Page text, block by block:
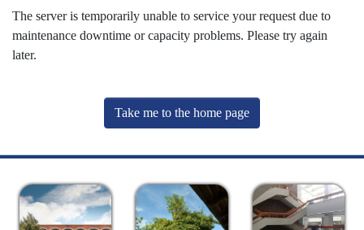
The server is temporarily unable to service your request due to
maintenance downtime or capacity problems. Please try again
later.
Take me to the home page